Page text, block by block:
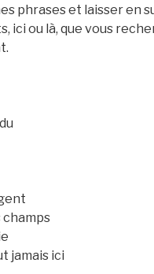
phrases et laisser en
ici ou là, que vous
champs
jamais ici